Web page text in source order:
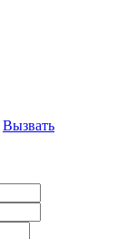
Вызвать